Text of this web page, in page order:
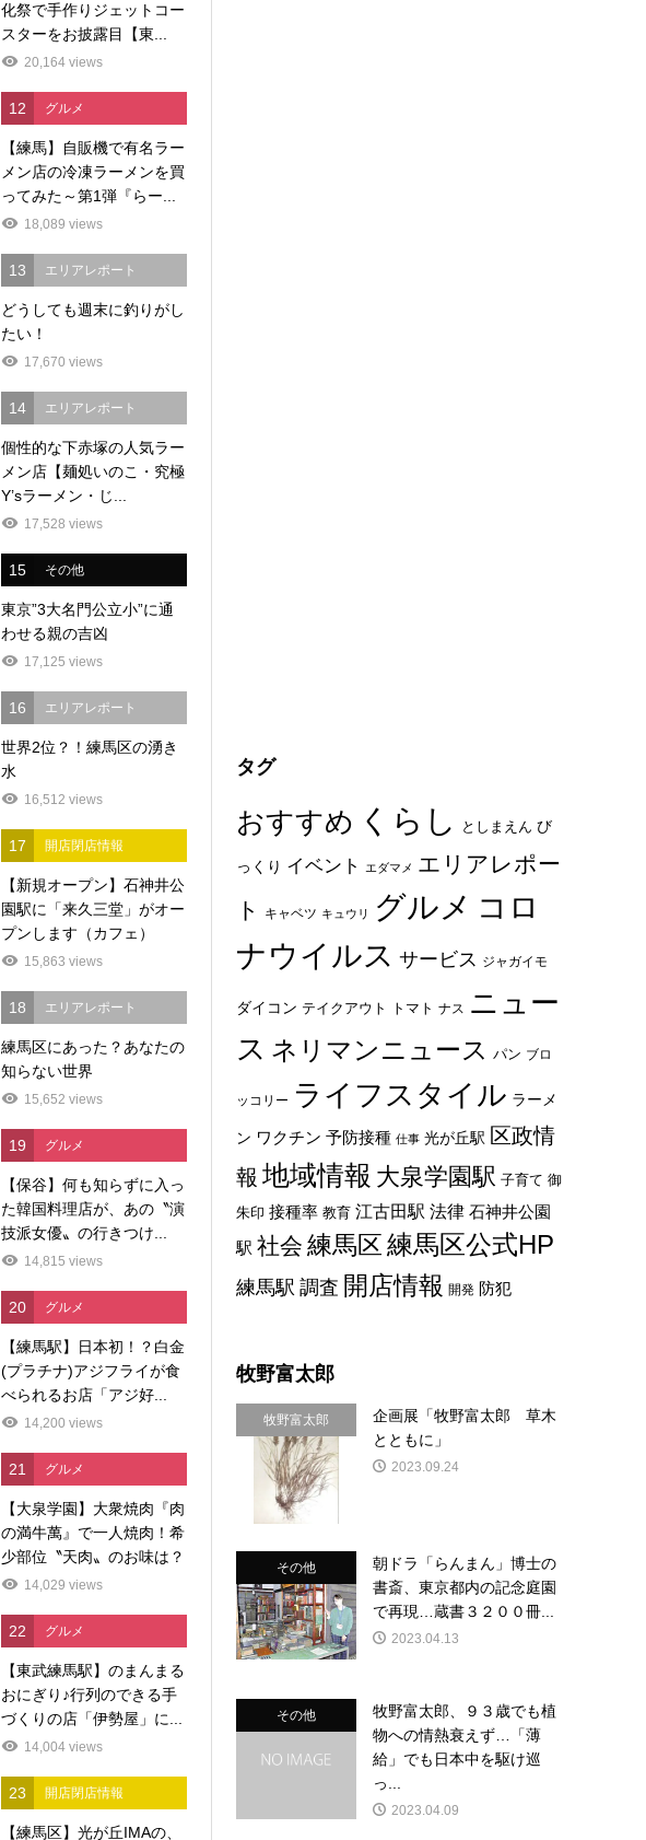
化祭で手作りジェットコー
スターをお披露目【東...
20,164 views
12 グルメ
【練馬】自販機で有名ラー
メン店の冷凍ラーメンを買
ってみた～第1弾『らー...
18,089 views
13 エリアレポート
どうしても週末に釣りがし
たい！
17,670 views
14 エリアレポート
個性的な下赤塚の人気ラー
メン店【麺処いのこ・究極
Y’sラーメン・じ...
17,528 views
15 その他
東京”3大名門公立小”に通
わせる親の吉凶
17,125 views
16 エリアレポート
世界2位？！練馬区の湧き
水
16,512 views
17 開店閉店情報
【新規オープン】石神井公
園駅に「来久三堂」がオー
プンします（カフェ）
15,863 views
18 エリアレポート
練馬区にあった？あなたの
知らない世界
15,652 views
19 グルメ
【保谷】何も知らずに入っ
た韓国料理店が、あの〝演
技派女優〟の行きつけ...
14,815 views
20 グルメ
【練馬駅】日本初！？白金
(プラチナ)アジフライが食
べられるお店「アジ好...
14,200 views
21 グルメ
【大泉学園】大衆焼肉『肉
の満牛萬』で一人焼肉！希
少部位〝天肉〟のお味は？
14,029 views
22 グルメ
【東武練馬駅】のまんまる
おにぎり♪行列のできる手
づくりの店「伊勢屋」に...
14,004 views
23 開店閉店情報
【練馬区】光が丘IMAの、
タグ
おすすめ くらし としまえん び
っくり イベント エダマメ エリアレポー
ト
キャベツ キュウリ グルメ コロ
ナウイルス サービス ジャガイモ
ダイコン テイクアウト トマト ナス ニュー
ス ネリマンニュース パン ブロ
ッコリー ライフスタイル ラーメ
ン ワクチン 予防接種 仕事 光が丘駅 区政情
報 地域情報 大泉学園駅 子育て 御
朱印 接種率 教育 江古田駅 法律 石神井公園
駅 社会 練馬区 練馬区公式HP
練馬駅 調査 開店情報 開発 防犯
牧野富太郎
牧野富太郎
企画展「牧野富太郎 草木
とともに」
2023.09.24
その他
朝ドラ「らんまん」博士の
書斎、東京都内の記念庭園
で再現…蔵書３２００冊...
2023.04.13
その他
牧野富太郎、９３歳でも植
物への情熱衰えず…「薄
給」でも日本中を駆け巡
っ...
2023.04.09